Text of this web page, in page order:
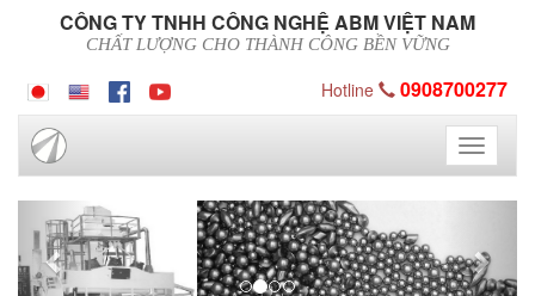
CÔNG TY TNHH CÔNG NGHỆ ABM VIỆT NAM
CHẤT LƯỢNG CHO THÀNH CÔNG BỀN VỮNG
Hotline 0908700277
Toggle
Previous